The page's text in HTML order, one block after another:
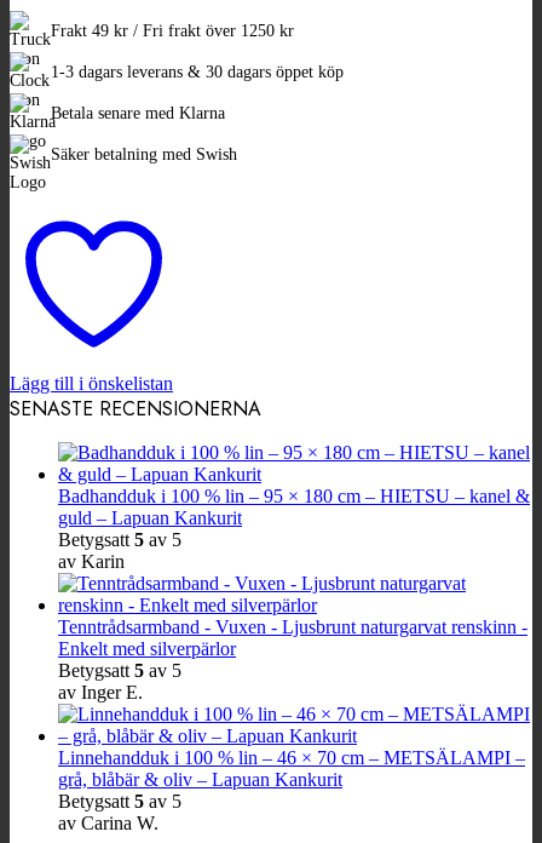
Ljusbrunt
naturgarvat
renskinn
-
Trefläta
mängd
Frakt 49 kr / Fri frakt över 1250 kr
1-3 dagars leverans & 30 dagars öppet köp
Betala senare med Klarna
Säker betalning med Swish
Lägg till i önskelistan
SENASTE RECENSIONERNA
Badhandduk i 100 % lin – 95 × 180 cm – HIETSU – kanel &
guld – Lapuan Kankurit
Betygsatt 5 av 5
av Karin
Tenntrådsarmband - Vuxen - Ljusbrunt naturgarvat renskinn -
Enkelt med silverpärlor
Betygsatt 5 av 5
av Inger E.
Linnehandduk i 100 % lin – 46 × 70 cm – METSÄLAMPI –
grå, blåbär & oliv – Lapuan Kankurit
Betygsatt 5 av 5
av Carina W.